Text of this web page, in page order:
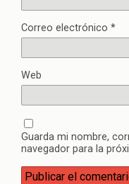
Correo electrónico *
Web
Guarda mi nombre,
navegador para la